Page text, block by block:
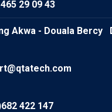
29 09 43
Akwa - Douala Bercy
422 147